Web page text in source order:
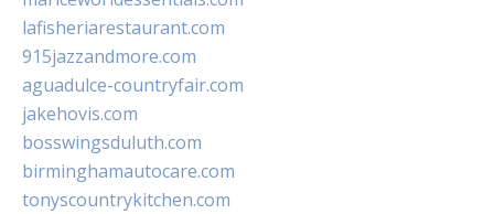
lafisheriarestaurant.com
915jazzandmore.com
aguadulce-countryfair.com
jakehovis.com
bosswingsduluth.com
birminghamautocare.com
tonyscountrykitchen.com